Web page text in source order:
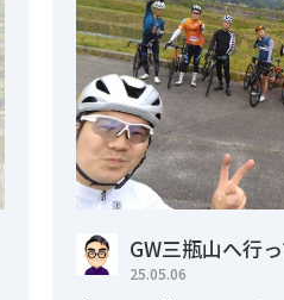
GW三瓶山へ行
25.05.06